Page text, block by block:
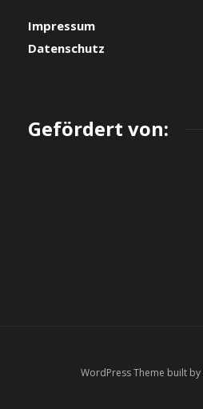
Impressum
Datenschutz
Gefördert von:
WordPress Theme built by